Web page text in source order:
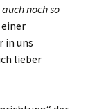
noch so
einer
in uns
lieber